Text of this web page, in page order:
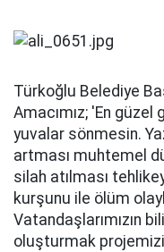
Türkoğlu Belediye
Amacımız; 'En güzel
yuvalar sönmesin.
artması muhtemel
silah atılması
kurşunu ile ölüm
Vatandaşlarımızın
oluşturmak